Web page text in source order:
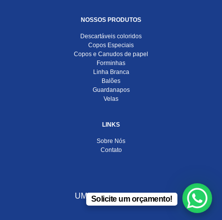
NOSSOS PRODUTOS
Descartáveis coloridos
Copos Especiais
Copos e Canudos de papel
Forminhas
Linha Branca
Balões
Guardanapos
Velas
LINKS
Sobre Nós
Contato
UMA EMPRESA DO
Solicite um orçamento!